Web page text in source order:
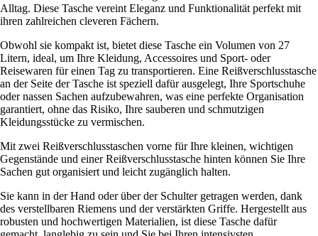
Alltag. Diese Tasche vereint Eleganz und Funktionalität perfekt mit
ihren zahlreichen cleveren Fächern.
Obwohl sie kompakt ist, bietet diese Tasche ein Volumen von 27
Litern, ideal, um Ihre Kleidung, Accessoires und Sport- oder
Reisewaren für einen Tag zu transportieren. Eine Reißverschlusstasche
an der Seite der Tasche ist speziell dafür ausgelegt, Ihre Sportschuhe
oder nassen Sachen aufzubewahren, was eine perfekte Organisation
garantiert, ohne das Risiko, Ihre sauberen und schmutzigen
Kleidungsstücke zu vermischen.
Mit zwei Reißverschlusstaschen vorne für Ihre kleinen, wichtigen
Gegenstände und einer Reißverschlusstasche hinten können Sie Ihre
Sachen gut organisiert und leicht zugänglich halten.
Sie kann in der Hand oder über der Schulter getragen werden, dank
des verstellbaren Riemens und der verstärkten Griffe. Hergestellt aus
robusten und hochwertigen Materialien, ist diese Tasche dafür